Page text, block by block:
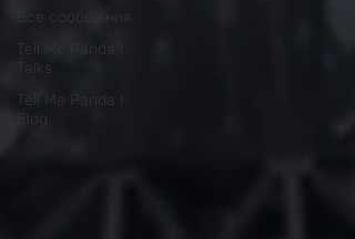
Все сообщения
Tell Me Panda I
Talks
Tell Me Panda I
Blog